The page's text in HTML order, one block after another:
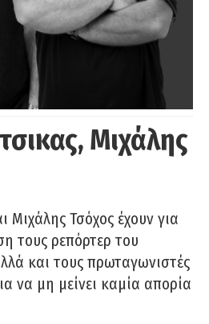
Μιχάλης
Μιχάλης Τσόχος έχουν για
τους ρεπόρτερ του
και τους πρωταγωνιστές
να μη μείνει καμία απορία